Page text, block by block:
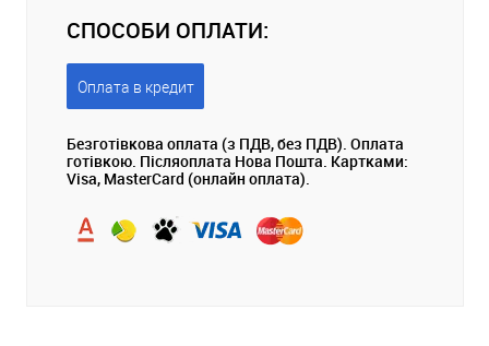
СПОСОБИ ОПЛАТИ:
Оплата в кредит
Безготівкова оплата (з ПДВ, без ПДВ). Оплата
готівкою. Післяоплата Нова Пошта. Картками:
Visa, MasterCard (онлайн оплата).